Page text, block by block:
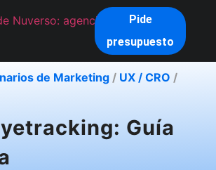
Pide
presupuesto
de Marketing / UX / CRO /
Guía